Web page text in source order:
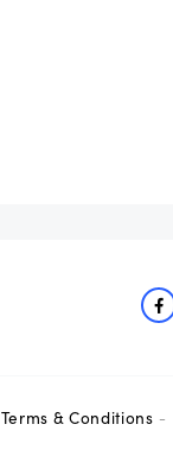
Terms & Conditions -